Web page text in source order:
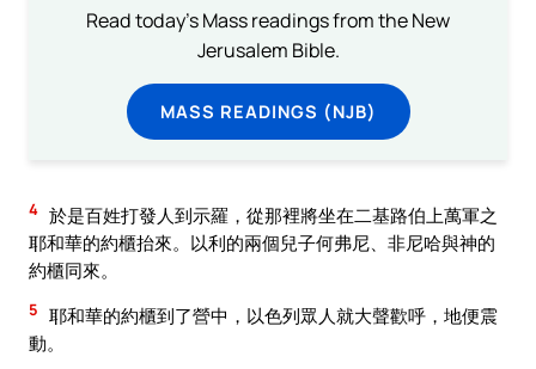
Read today's Mass readings from the New
Jerusalem Bible.
MASS READINGS (NJB)
4 於是百姓打發人到示羅，從那裡將坐在二基路伯上萬軍之
耶和華的約櫃抬來。以利的兩個兒子何弗尼、非尼哈與神的
約櫃同來。
5 耶和華的約櫃到了營中，以色列眾人就大聲歡呼，地便震
動。